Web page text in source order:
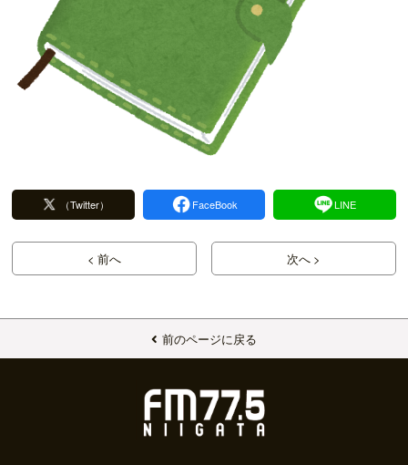
（Twitter） FaceBook LINE
< 前へ 次へ >
前のページに戻る